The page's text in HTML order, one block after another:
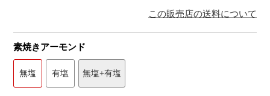
この販売店の送料について
素焼きアーモンド
無塩 有塩 無塩+有塩